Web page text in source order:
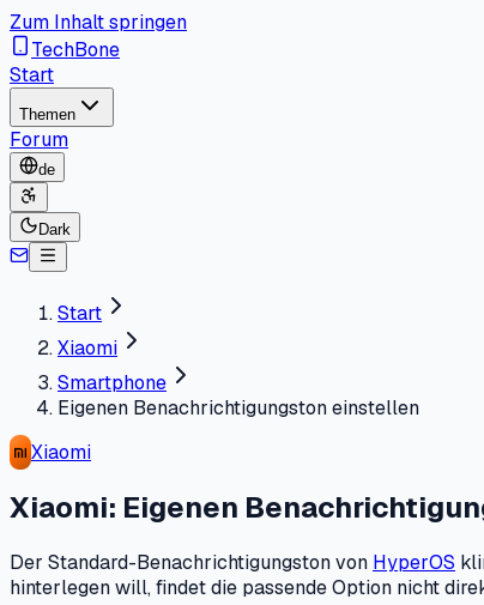
Zum Inhalt springen
TechBone
Start
Themen
Forum
de
Dark
Start
Xiaomi
Smartphone
Eigenen Benachrichtigungston einstellen
Xiaomi
Xiaomi: Eigenen
Der Standard-Benachrichtigungston von HyperOS
hinterlegen will, findet die passende Option nicht